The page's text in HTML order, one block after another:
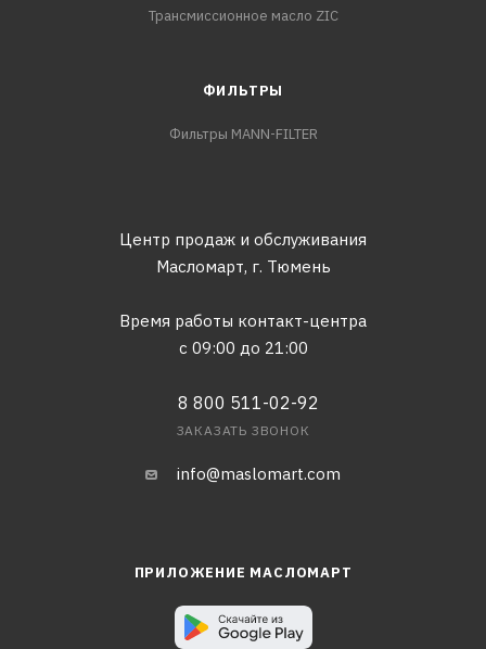
Трансмиссионное масло ZIC
ФИЛЬТРЫ
Фильтры MANN-FILTER
Центр продаж и обслуживания
Масломарт, г. Тюмень
Время работы контакт-центра
с 09:00 до 21:00
8 800 511-02-92
ЗАКАЗАТЬ ЗВОНОК
info@maslomart.com
ПРИЛОЖЕНИЕ МАСЛОМАРТ